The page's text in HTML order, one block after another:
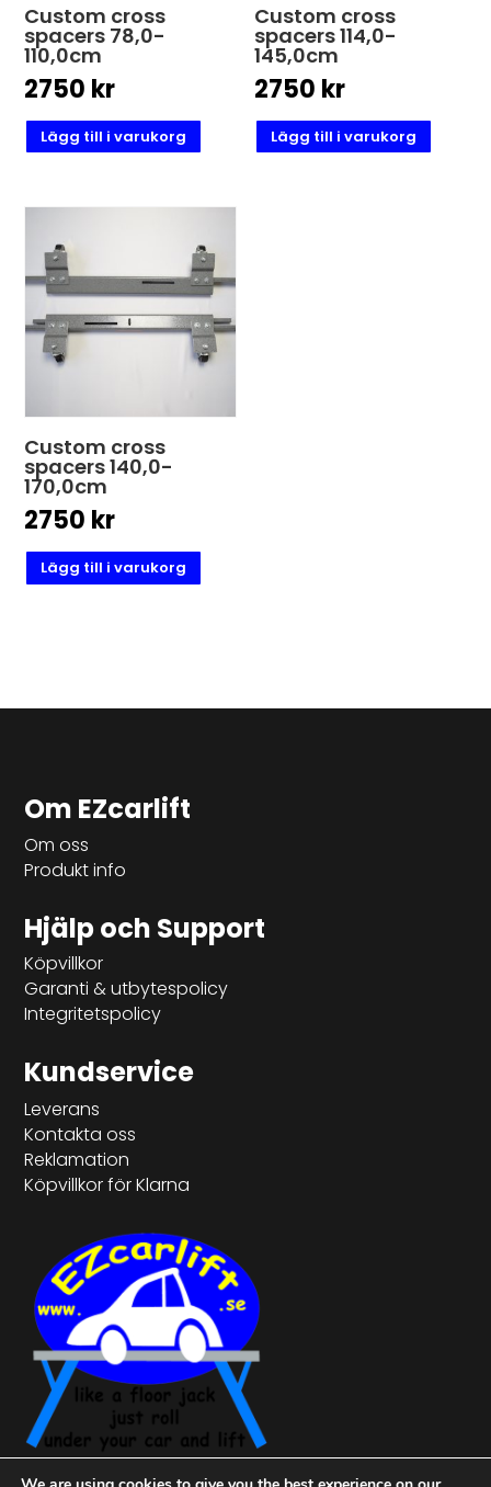
Custom cross
spacers 78,0-
110,0cm
2750 kr
Lägg till i varukorg
Custom cross
spacers 114,0-
145,0cm
2750 kr
Lägg till i varukorg
Custom cross
spacers 140,0-
170,0cm
2750 kr
Lägg till i varukorg
Om EZcarlift
Om oss
Produkt info
Hjälp och Support
Köpvillkor
Garanti & utbytespolicy
Integritetspolicy
Kundservice
Leverans
Kontakta oss
Reklamation
Köpvillkor för Klarna